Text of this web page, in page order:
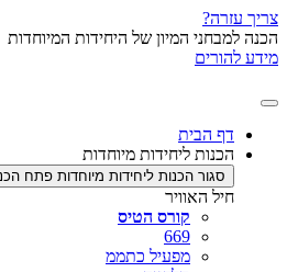
צריך עזרה?
הכנה למבחני המיון של היחידות המיוחדות
מידע להורים
דף הבית
הכנות ליחידות מיוחדות
סגור הכנות ליחידות מיוחדות פתח
חיל האוויר
קורס הטיס
669
מפעיל כתממ